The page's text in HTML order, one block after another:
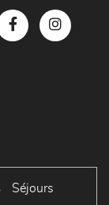
Séjours